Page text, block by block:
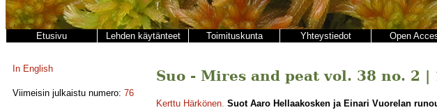
Etusivu Lehden käytänteet Toimituskunta Yhteystiedot Open
In English
Viimeisin julkaistu numero: 76
Suo - Mires and peat vol. 38 no. 2 |
Kerttu Härkönen. Suot Aaro Hellaakosken ja Einari Vuorelan